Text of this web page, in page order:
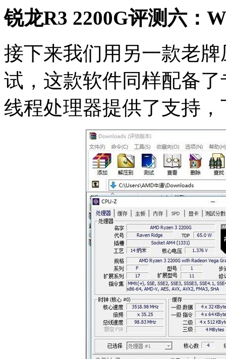
锐龙R3 2200G评测六：
接下来我们用另一款老
试，这款软件同样配备
线程处理器提供了支持